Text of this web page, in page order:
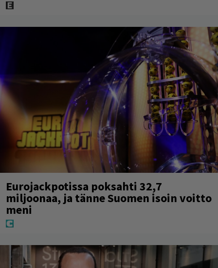
Eurojackpotissa poksahti 32,7
miljoonaa, ja tänne Suomen isoin voitto
meni